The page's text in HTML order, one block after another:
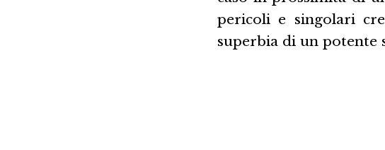
pericoli e singolari
superbia di un potente